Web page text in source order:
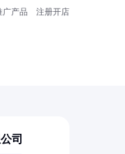
广产品 注册开店
司